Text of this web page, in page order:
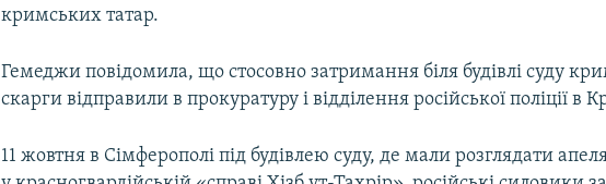
кримських татар.
Гемеджи повідомила, що стосовно затримання біля будівлі суду
скарги відправили в прокуратуру і відділення російської поліції в
11 жовтня в Сімферополі під будівлею суду, де мали розглядати